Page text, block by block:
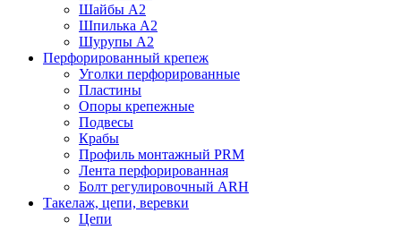
Шайбы А2
Шпилька А2
Шурупы А2
Перфорированный крепеж
Уголки перфорированные
Пластины
Опоры крепежные
Подвесы
Крабы
Профиль монтажный PRM
Лента перфорированная
Болт регулировочный ARH
Такелаж, цепи, веревки
Цепи